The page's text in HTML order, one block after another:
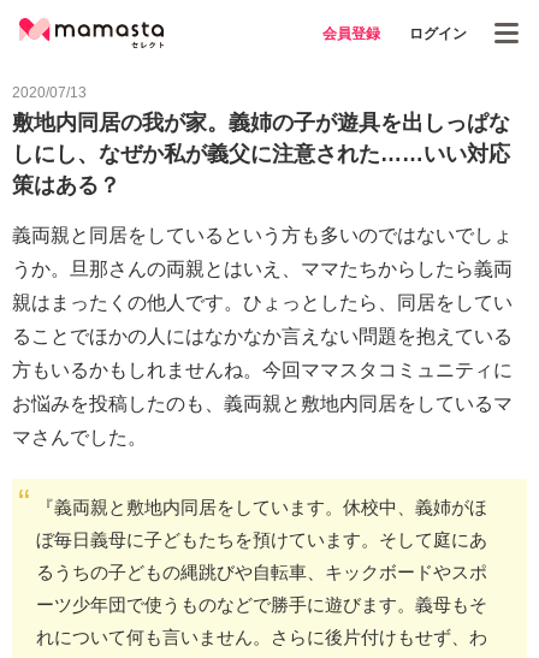
会員登録 ログイン
2020/07/13
敷地内同居の我が家。義姉の子が遊具を出しっぱな
しにし、なぜか私が義父に注意された……いい対応
策はある？
義両親と同居をしているという方も多いのではないでしょ
うか。旦那さんの両親とはいえ、ママたちからしたら義両
親はまったくの他人です。ひょっとしたら、同居をしてい
ることでほかの人にはなかなか言えない問題を抱えている
方もいるかもしれませんね。今回ママスタコミュニティに
お悩みを投稿したのも、義両親と敷地内同居をしているマ
マさんでした。
『義両親と敷地内同居をしています。休校中、義姉がほ
ぼ毎日義母に子どもたちを預けています。そして庭にあ
るうちの子どもの縄跳びや自転車、キックボードやスポ
ーツ少年団で使うものなどで勝手に遊びます。義母もそ
れについて何も言いません。さらに後片付けもせず、わ